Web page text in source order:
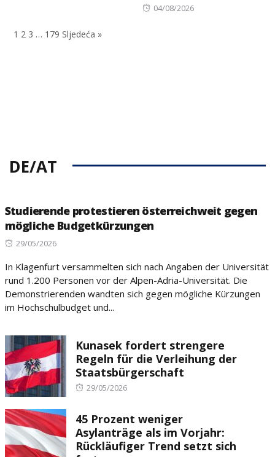
Posted
04/08/2026
1 2 3 … 179 Sljedeća »
DE/AT
Studierende protestieren österreichweit gegen
mögliche Budgetkürzungen
Posted
29/05/2026
In Klagenfurt versammelten sich nach Angaben der Universität
rund 1.200 Personen vor der Alpen-Adria-Universität. Die
Demonstrierenden wandten sich gegen mögliche Kürzungen
im Hochschulbudget und...
Kunasek fordert strengere
Regeln für die Verleihung der
Staatsbürgerschaft
Posted
29/05/2026
45 Prozent weniger
Asylanträge als im Vorjahr:
Rückläufiger Trend setzt sich